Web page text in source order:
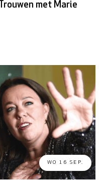
Trouwen met Marie
WO 16 SEP.